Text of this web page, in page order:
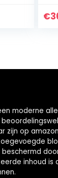
€
moderne
zijn op
inhoud is